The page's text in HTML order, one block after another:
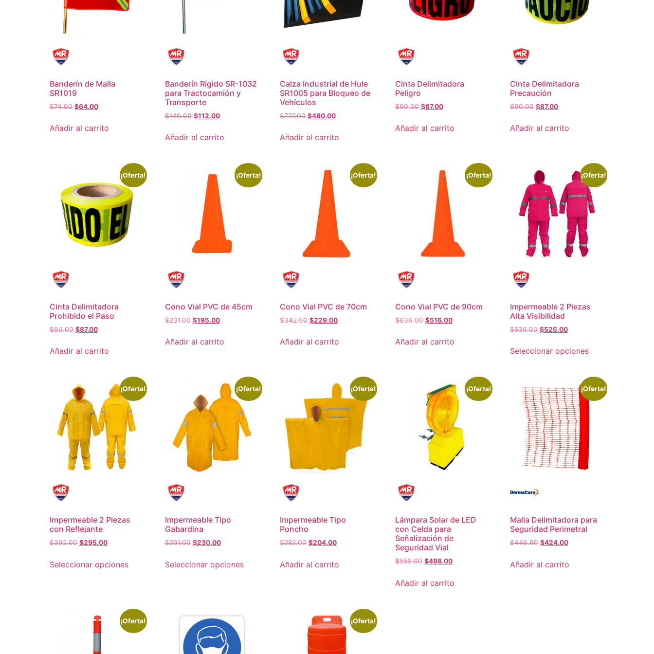
Banderín de Malla
SR1019
$74.00 $64.00
Añadir al carrito
Banderín Rígido SR-1032
para Tractocamión y
Transporte
$140.00 $112.00
Añadir al carrito
Calza Industrial de Hule
SR1005 para Bloqueo de
Vehículos
$727.00 $480.00
Añadir al carrito
Cinta Delimitadora
Peligro
$90.00 $87.00
Añadir al carrito
Cinta Delimitadora
Precaución
$90.00 $87.00
Añadir al carrito
¡Oferta!
Cinta Delimitadora
Prohibido el Paso
$90.00 $87.00
Añadir al carrito
¡Oferta!
Cono Vial PVC de 45cm
$231.00 $195.00
Añadir al carrito
¡Oferta!
Cono Vial PVC de 70cm
$342.00 $229.00
Añadir al carrito
¡Oferta!
Cono Vial PVC de 90cm
$636.00 $516.00
Añadir al carrito
¡Oferta!
Impermeable 2 Piezas
Alta Visibilidad
$539.00 $525.00
Seleccionar opciones
¡Oferta!
Impermeable 2 Piezas
con Reflejante
$392.00 $295.00
Seleccionar opciones
¡Oferta!
Impermeable Tipo
Gabardina
$291.00 $230.00
Seleccionar opciones
¡Oferta!
Impermeable Tipo
Poncho
$282.00 $204.00
Añadir al carrito
¡Oferta!
Lámpara Solar de LED
con Celda para
Señalización de
Seguridad Vial
$556.00 $498.00
Añadir al carrito
¡Oferta!
Malla Delimitadora para
Seguridad Perimetral
$446.60 $424.00
Añadir al carrito
¡Oferta! ¡Oferta!